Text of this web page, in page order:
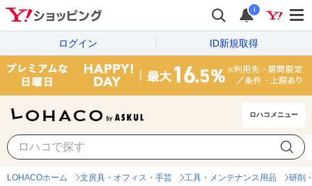
i
ログイン ID新規取得
ロハコメニュー
LOHACOホーム 文房具・オフィス・手芸 工具・メンテナンス用品 研削